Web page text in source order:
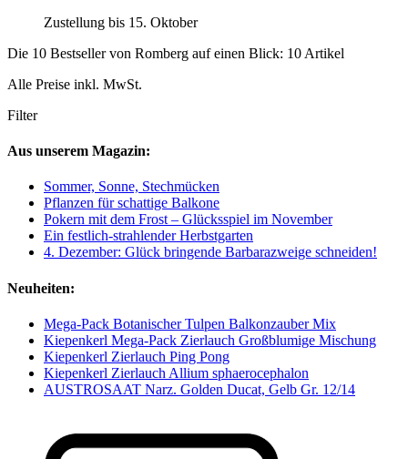
Zustellung bis 15. Oktober
Die 10 Bestseller von Romberg auf einen Blick: 10 Artikel
Alle Preise inkl. MwSt.
Filter
Aus unserem Magazin:
Sommer, Sonne, Stechmücken
Pflanzen für schattige Balkone
Pokern mit dem Frost – Glücksspiel im November
Ein festlich-strahlender Herbstgarten
4. Dezember: Glück bringende Barbarazweige schneiden!
Neuheiten:
Mega-Pack Botanischer Tulpen Balkonzauber Mix
Kiepenkerl Mega-Pack Zierlauch Großblumige Mischung
Kiepenkerl Zierlauch Ping Pong
Kiepenkerl Zierlauch Allium sphaerocephalon
AUSTROSAAT Narz. Golden Ducat, Gelb Gr. 12/14